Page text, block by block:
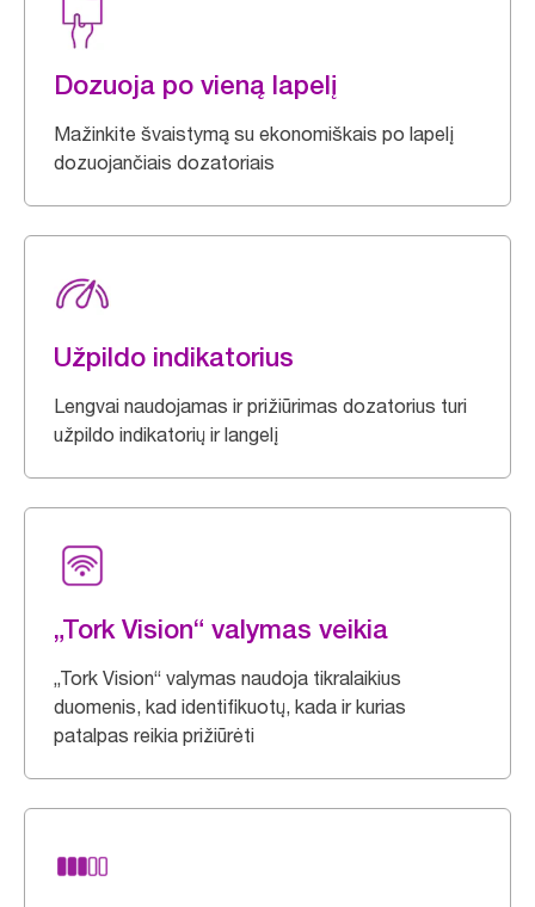
Dozuoja po vieną lapelį
Mažinkite švaistymą su ekonomiškais po lapelį
dozuojančiais dozatoriais
Užpildo indikatorius
Lengvai naudojamas ir prižiūrimas dozatorius turi
užpildo indikatorių ir langelį
„Tork Vision“ valymas veikia
„Tork Vision“ valymas naudoja tikralaikius
duomenis, kad identifikuotų, kada ir kurias
patalpas reikia prižiūrėti